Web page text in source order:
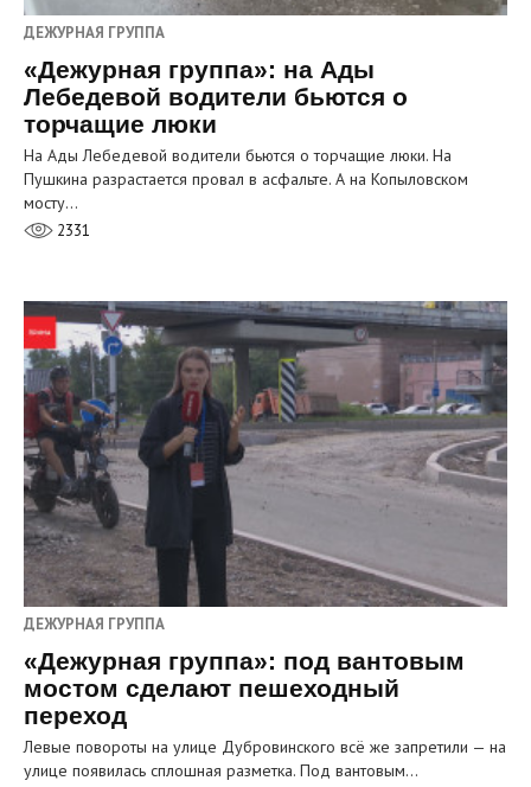
ДЕЖУРНАЯ ГРУППА
«Дежурная группа»: на Ады
Лебедевой водители бьются о
торчащие люки
На Ады Лебедевой водители бьются о торчащие люки. На
Пушкина разрастается провал в асфальте. А на Копыловском
мосту…
2331
ДЕЖУРНАЯ ГРУППА
«Дежурная группа»: под вантовым
мостом сделают пешеходный
переход
Левые повороты на улице Дубровинского всё же запретили — на
улице появилась сплошная разметка. Под вантовым…